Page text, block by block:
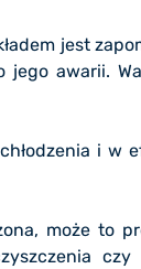
jest
awarii.
i w
może to